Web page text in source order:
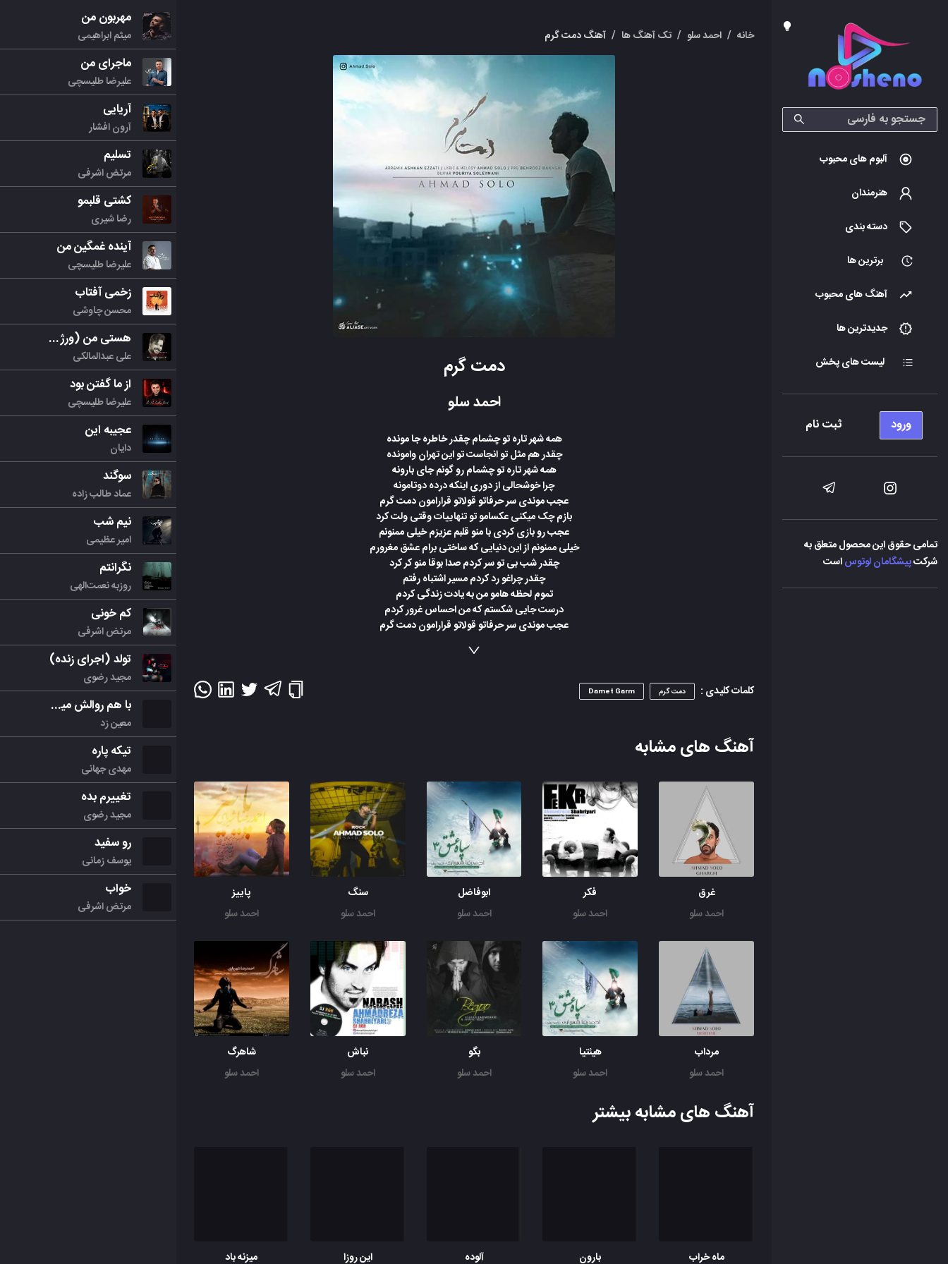
آلبوم های محبوب
هنرمندان
دسته بندی
برترین ها
آهنگ های محبوب
جدیدترین ها
لیست های پخش
ورود ثبت نام
تمامی حقوق این محصول متعلق به
شرکتپیشگامان لوتوساست
خانه / احمد سلو / تک آهنگ ها / آهنگ دمت گرم
دمت گرم
احمد سلو
همه شهر تاره تو چشمام چقدر خاطره جا مونده
چقدر هم مثل تو انجاست تو این تهران وامونده
همه شهر تاره تو چشمام رو گونم جای بارونه
چرا خوشحالی از دوری اینکه درده دوتامونه
عجب موندی سر حرفاتو قولاتو قرارامون دمت گرم
بازم چک میکنی عکسامو تو تنهاییات وقتی ولت کرد
عجب رو بازی کردی با منو قلبم عزیزم خیلی ممنونم
خیلی ممنونم از این دنیایی که ساختی برام عشق مغرورم
چقدر شب بی تو سر کردم صدا بوقا منو کر کرد
چقدر چراغو رد کردم مسیر اشتباه رفتم
تموم لحظه هامو من به یادت زندگی کردم
درست جایی شکستم که من احساس غرور کردم
عجب موندی سر حرفاتو قولاتو قرارامون دمت گرم
عجب رو بازی کردی با منو قلبم عزیزم خیلی ممنونم
کلمات کلیدی :
دمت گرم Damet Garm
آهنگ های مشابه
غرق
احمد سلو
فکر
احمد سلو
ابوفاضل
احمد سلو
سنگ
احمد سلو
پاییز
احمد سلو
مرداب
احمد سلو
هیئتیا
احمد سلو
بگو
احمد سلو
نباش
احمد سلو
شاهرگ
احمد سلو
آهنگ های مشابه بیشتر
ماه خراب بارون آلوده این روزا میزنه باد
مهربون من
میثم ابراهیمی
ماجرای من
علیرضا طلیسچی
آریایی
آرون افشار
تسلیم
مرتض اشرفی
کشتی قلبمو
رضا شیری
آینده غمگین من
علیرضا طلیسچی
زخمی آفتاب
محسن چاوشی
هستی من (ورژن جدید)
علی عبدالمالکی
از ما گفتن بود
علیرضا طلیسچی
عجیبه این
دایان
سوگند
عماد طالب زاده
نیم شب
امیر عظیمی
نگرانتم
روزبه نعمت‌الهی
کم خونی
مرتض اشرفی
تولد (اجرای زنده)
مجید رضوی
با هم روالش میکنیم
معین زد
تیکه پاره
مهدی جهانی
تغییرم بده
مجید رضوی
رو سفید
یوسف زمانی
خواب
مرتض اشرفی